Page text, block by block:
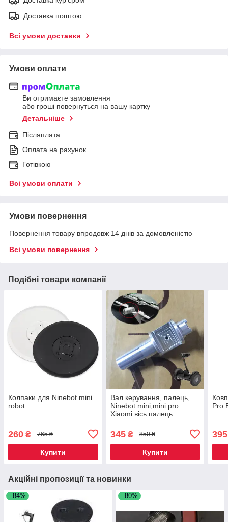
Доставка поштою
Всі умови доставки
Умови оплати
Ви отримаєте замовлення
або гроші повернуться на вашу картку
Детальніше
Післяплата
Оплата на рахунок
Готівкою
Всі умови оплати
Умови повернення
Повернення товару впродовж 14 днів за домовленістю
Всі умови повернення
Подібні товари компанії
Колпаки для Ninebot mini
robot
260 ₴ 765 ₴
Купити
Вал керування, палець,
Ninebot mini,mini pro
Xiaomi вісь палець
345₴ 850 ₴
Купити
Pro
395
Акційні пропозиції та новинки
–84% –80%